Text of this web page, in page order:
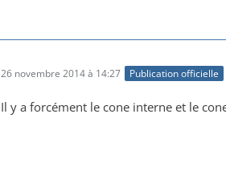
26 novembre 2014 à 14:27 Publication officielle
Il y a forcément le cone interne et le